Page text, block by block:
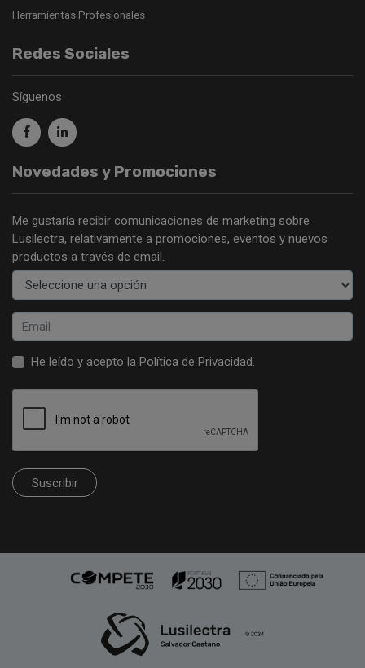
Herramientas Profesionales
Redes Sociales
Síguenos
Novedades y Promociones
Me gustaría recibir comunicaciones de marketing sobre
Lusilectra, relativamente a promociones, eventos y nuevos
productos a través de email.
He leído y acepto la Política de Privacidad.
Suscribir